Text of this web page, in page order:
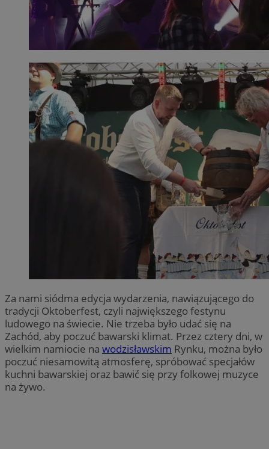
Za nami siódma edycja wydarzenia, nawiązującego do
tradycji Oktoberfest, czyli największego festynu
ludowego na świecie. Nie trzeba było udać się na
Zachód, aby poczuć bawarski klimat. Przez cztery dni, w
wielkim namiocie na wodzisławskim Rynku, można było
poczuć niesamowitą atmosferę, spróbować specjałów
kuchni bawarskiej oraz bawić się przy folkowej muzyce
na żywo.